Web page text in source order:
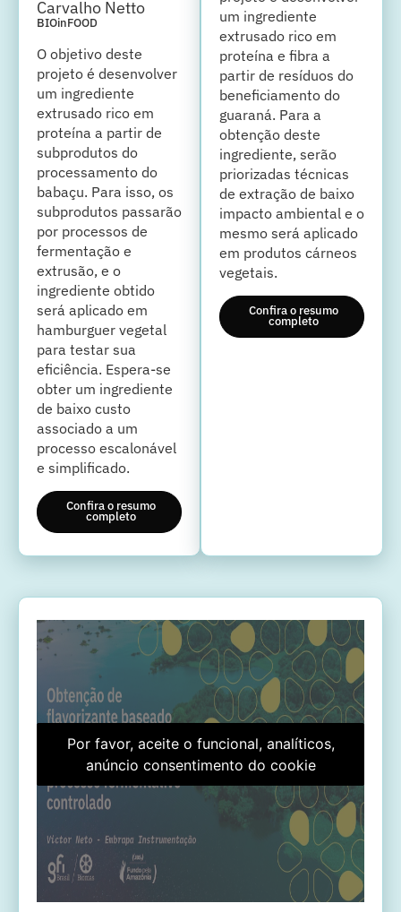
Carvalho Netto
BIOinFOOD
O objetivo deste
projeto é desenvolver
um ingrediente
extrusado rico em
proteína a partir de
subprodutos do
processamento do
babaçu. Para isso, os
subprodutos passarão
por processos de
fermentação e
extrusão, e o
ingrediente obtido
será aplicado em
hamburguer vegetal
para testar sua
eficiência. Espera-se
obter um ingrediente
de baixo custo
associado a um
processo escalonável
e simplificado.
Confira o resumo
completo
um ingrediente
extrusado rico em
proteína e fibra a
partir de resíduos do
beneficiamento do
guaraná. Para a
obtenção deste
ingrediente, serão
priorizadas técnicas
de extração de baixo
impacto ambiental e o
mesmo será aplicado
em produtos cárneos
vegetais.
Confira o resumo
completo
Por favor, aceite o funcional, analíticos,
anúncio consentimento do cookie